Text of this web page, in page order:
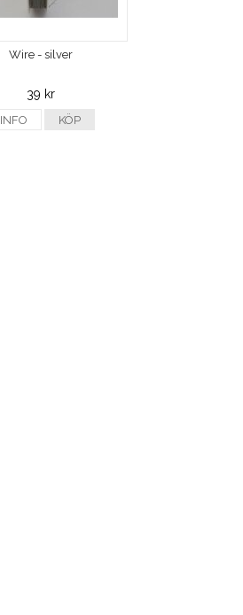
Wire - silver
39 kr
INFO KÖP